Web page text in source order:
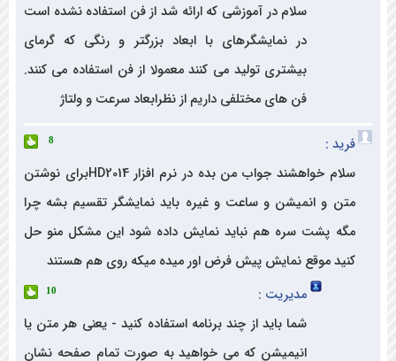
سلام در آموزشی که ارائه شد از فن استفاده نشده است
در نمایشگرهای با ابعاد بزرگتر و رنگی که گرمای
بیشتری تولید می کنند معمولا از فن استفاده می کنند.
فن های مختلفی داریم از نظرابعاد سرعت و ولتاژ
سلام خواهشند جواب من بده در نرم افزار HD2014برای نوشتن
و انمیشن و ساعت و غیره باید نمایشگر تقسیم بشه چرا
پشت سره هم نباید نمایش داده شود این مشکل منو حل
موقع نمایش پیش فرض اور میده میکه روی هم هستند
مدیریت :
شما باید از چند برنامه استفاده کنید - یعنی هر متن یا
انیمیشن که می خواهید به صورت تمام صفحه نشان